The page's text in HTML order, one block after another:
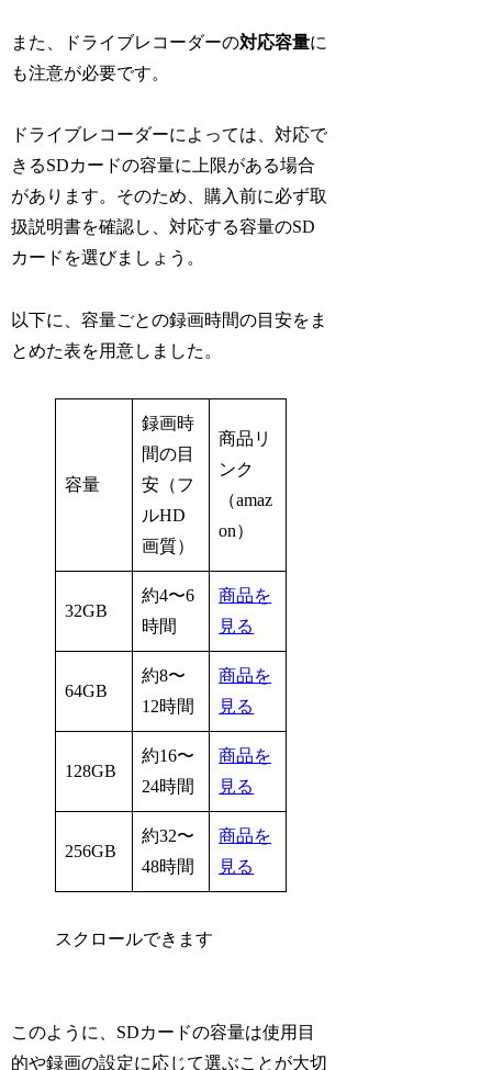
また、ドライブレコーダーの対応容量に
も注意が必要です。
ドライブレコーダーによっては、対応で
きるSDカードの容量に上限がある場合
があります。そのため、購入前に必ず取
扱説明書を確認し、対応する容量のSD
カードを選びましょう。
以下に、容量ごとの録画時間の目安をま
とめた表を用意しました。
容量
録画時
間の目
安（フ
ルHD
画質）
商品リ
ンク
（amaz
on）
32GB
約4〜6
時間
商品を
見る
64GB
約8〜
12時間
商品を
見る
128GB
約16〜
24時間
商品を
見る
256GB
約32〜
48時間
商品を
見る
スクロールできます
このように、SDカードの容量は使用目
的や録画の設定に応じて選ぶことが大切